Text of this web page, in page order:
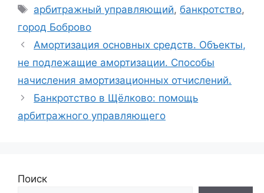
Метки
арбитражный управляющий,банкротство,
город Боброво
Амортизация основных средств. Объекты,
не подлежащие амортизации. Способы
начисления амортизационных отчислений.
Банкротство в Щёлково: помощь
арбитражного управляющего
Поиск